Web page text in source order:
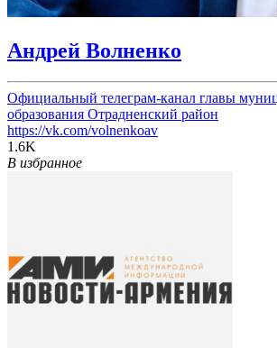
Андрей Волненко
Официальный телеграм-канал главы
образования Отрадненский район
https://vk.com/volnenkoav
1.6K
В избранное